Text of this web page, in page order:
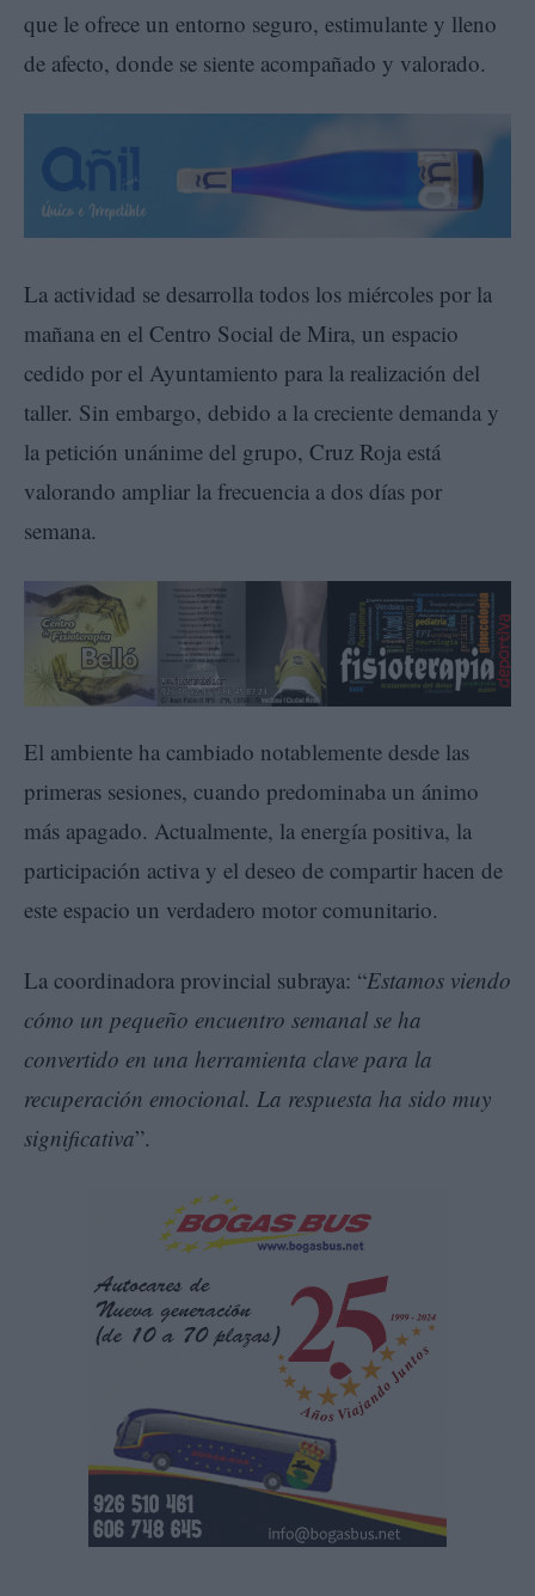
que le ofrece un entorno seguro, estimulante y lleno
de afecto, donde se siente acompañado y valorado.
La actividad se desarrolla todos los miércoles por la
mañana en el Centro Social de Mira, un espacio
cedido por el Ayuntamiento para la realización del
taller. Sin embargo, debido a la creciente demanda y
la petición unánime del grupo, Cruz Roja está
valorando ampliar la frecuencia a dos días por
semana.
El ambiente ha cambiado notablemente desde las
primeras sesiones, cuando predominaba un ánimo
más apagado. Actualmente, la energía positiva, la
participación activa y el deseo de compartir hacen de
este espacio un verdadero motor comunitario.
La coordinadora provincial subraya: “Estamos viendo
cómo un pequeño encuentro semanal se ha
convertido en una herramienta clave para la
recuperación emocional. La respuesta ha sido muy
significativa”.